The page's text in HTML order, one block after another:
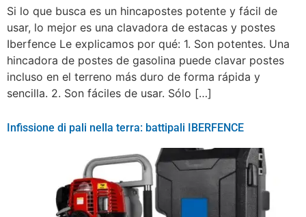
Si lo que busca es un hincapostes potente y fácil de
usar, lo mejor es una clavadora de estacas y postes
Iberfence Le explicamos por qué: 1. Son potentes. Una
hincadora de postes de gasolina puede clavar postes
incluso en el terreno más duro de forma rápida y
sencilla. 2. Son fáciles de usar. Sólo […]
Infissione di pali nella terra: battipali IBERFENCE